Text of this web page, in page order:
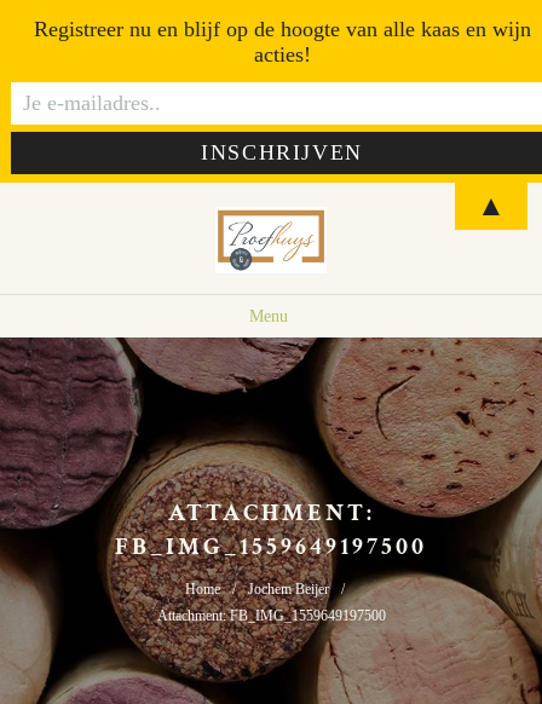
Menu
ATTACHMENT:
FB_IMG_1559649197500
Home
Jochem Beijer
Attachment: FB_IMG_1559649197500
Registreer nu en blijf op de hoogte van alle kaas en wijn
acties!
▲